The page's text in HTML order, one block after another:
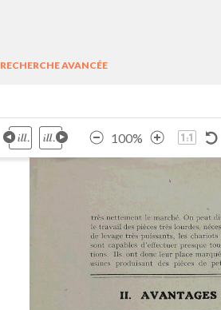
RECHERCHE AVANCÉE
100%